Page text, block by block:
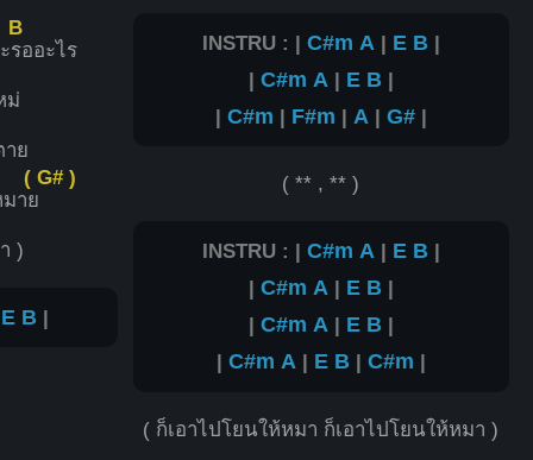
B
รออะไร
ม่
ย
าย
( G# )
)
E B |
INSTRU : | C#m A | E B |
| C#m A | E B |
| C#m | F#m | A | G#|
( ** , ** )
INSTRU : | C#m A | E B |
| C#m A | E B |
| C#m A | E B |
| C#m A | E B | C#m |
( ก็เอาไปโยนให้หมา ก็เอาไปโยนให้หมา )